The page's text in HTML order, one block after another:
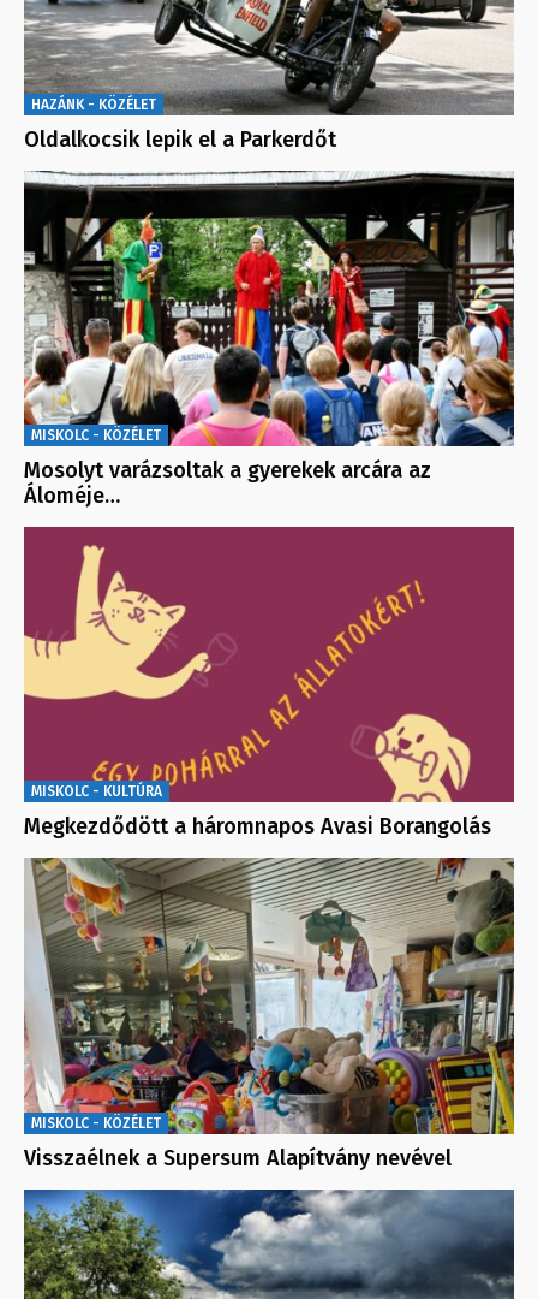
HAZÁNK - KÖZÉLET
Oldalkocsik lepik el a Parkerdőt
MISKOLC - KÖZÉLET
Mosolyt varázsoltak a gyerekek arcára az
Áloméje…
MISKOLC - KULTÚRA
Megkezdődött a háromnapos Avasi Borangolás
MISKOLC - KÖZÉLET
Visszaélnek a Supersum Alapítvány nevével